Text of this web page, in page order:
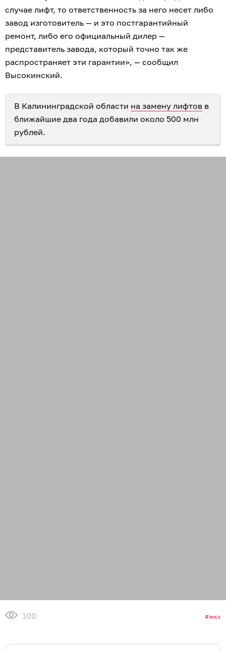
случае лифт, то ответственность за него несет либо
завод изготовитель — и это постгарантийный
ремонт, либо его официальный дилер —
представитель завода, который точно так же
распространяет эти гарантии», — сообщил
Высокинский.
В Калининградской области на замену лифтов в
ближайшие два года добавили около 500 млн
рублей.
100 жкх